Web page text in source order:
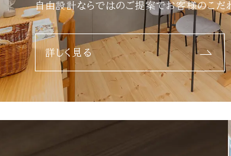
自由設計ならではのご提案でお客様のこだ
詳しく見る